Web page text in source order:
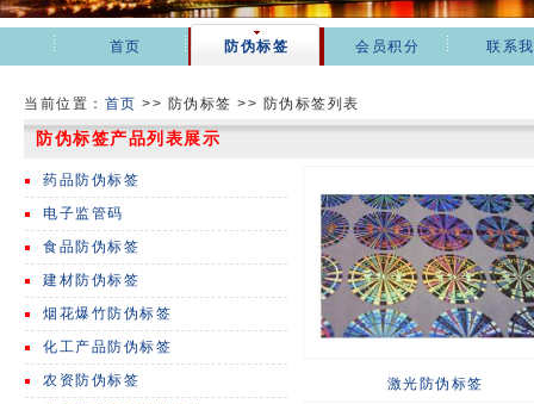
首页 防伪标签 会员积分 联系
当前位置： 首页 >> 防伪标签 >> 防伪标签列表
防伪标签产品列表展示
药品防伪标签
电子监管码
食品防伪标签
建材防伪标签
烟花爆竹防伪标签
化工产品防伪标签
农资防伪标签
激光防伪标签